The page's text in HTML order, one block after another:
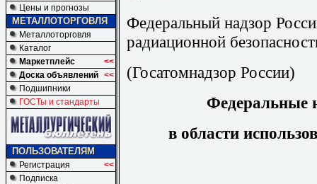
Цены и прогнозы
МЕТАЛЛОТОРГОВЛЯ
Металлоторговля
Каталог
Маркетплейс
<<
Доска объявлений <<
Подшипники
ГОСТы и стандарты
ПОЛЬЗОВАТЕЛЯМ
Регистрация
<<
Подписка
Федеральный надзор
радиационной
(Госатомнадзор России)
Федеральные
в области